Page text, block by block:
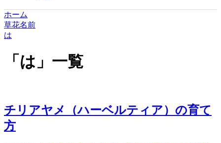
ホーム
草花名前
は
「 は 」 一覧
チリアヤメ（ハーベルティア）の育て
方